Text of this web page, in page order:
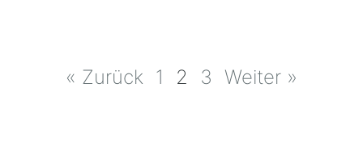
Beitragsnavigation
« Zurück 1 2 3 Weiter »